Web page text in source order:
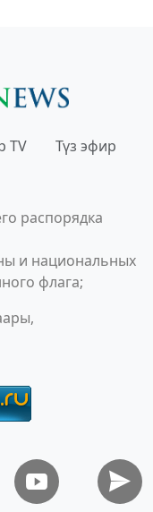
TV Түз эфир
распорядка
и национальных
флага;